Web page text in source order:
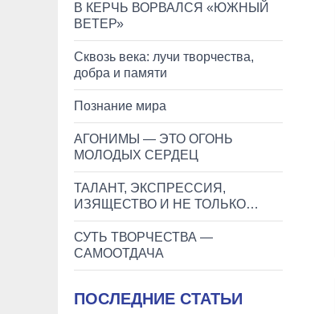
В КЕРЧЬ ВОРВАЛСЯ «ЮЖНЫЙ
ВЕТЕР»
Сквозь века: лучи творчества,
добра и памяти
Познание мира
АГОНИМЫ — ЭТО ОГОНЬ
МОЛОДЫХ СЕРДЕЦ
ТАЛАНТ, ЭКСПРЕССИЯ,
ИЗЯЩЕСТВО И НЕ ТОЛЬКО…
СУТЬ ТВОРЧЕСТВА —
САМООТДАЧА
ПОСЛЕДНИЕ СТАТЬИ